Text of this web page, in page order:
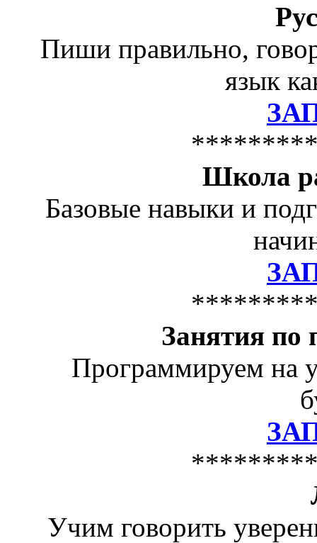
Пиши правильно,
язык
Школа
Базовые навыки и
Занятия по
Программируем на
Учим говорить